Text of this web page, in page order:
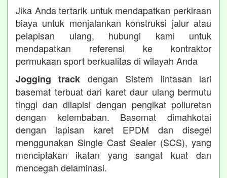
Jika Anda tertarik untuk mendapatkan perkiraan
biaya untuk menjalankan konstruksi jalur atau
pelapisan ulang, hubungi kami untuk
mendapatkan referensi ke kontraktor
permukaan sport berkualitas di wilayah Anda
Jogging track dengan Sistem lintasan lari
basemat terbuat dari karet daur ulang bermutu
tinggi dan dilapisi dengan pengikat poliuretan
dengan kelembaban. Basemat dimahkotai
dengan lapisan karet EPDM dan disegel
menggunakan Single Cast Sealer (SCS), yang
menciptakan ikatan yang sangat kuat dan
mencegah delaminasi.